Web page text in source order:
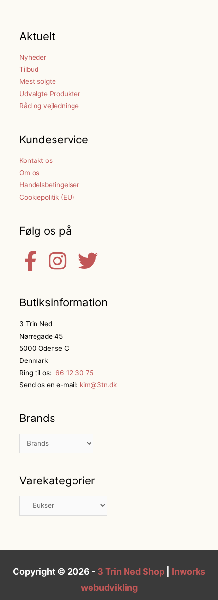
Aktuelt
Nyheder
Tilbud
Mest solgte
Udvalgte Produkter
Råd og vejledninge
Kundeservice
Kontakt os
Om os
Handelsbetingelser
Cookiepolitik (EU)
Følg os på
Butiksinformation
3 Trin Ned
Nørregade 45
5000 Odense C
Denmark
Ring til os:
66 12 30 75
Send os en e-mail: kim@3tn.dk
Brands
Varekategorier
Copyright © 2026 - 3 Trin Ned Shop
Inworks
webudvikling